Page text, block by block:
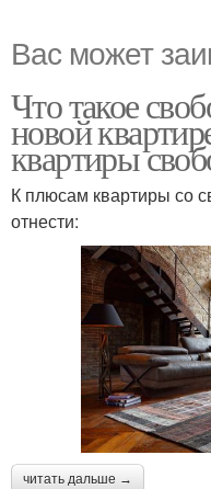
Вас может
Что такое
новой
квартиры
К плюсам квартиры со
отнести:
читать дальше →